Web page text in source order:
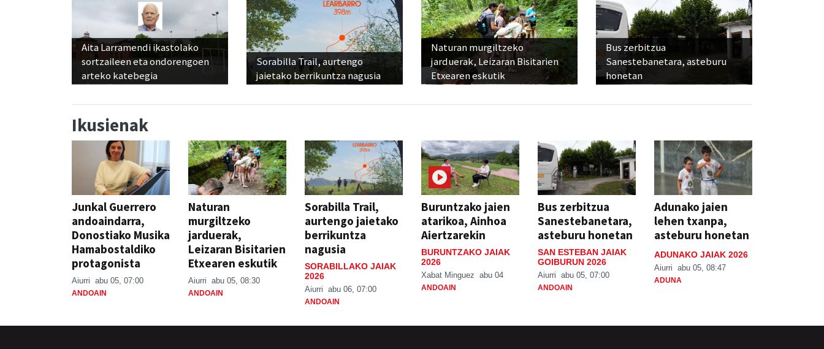
Aita Larramendi ikastolako
sortzaileen eta ondorengoen
arteko katebegia
Sorabilla Trail, aurtengo
jaietako berrikuntza nagusia
Naturan murgiltzeko
jarduerak, Leizaran Bisitarien
Etxearen eskutik
Bus zerbitzua
Sanestebanetara, asteburu
honetan
Ikusienak
Junkal Guerrero
andoaindarra,
Donostiako Musika
Hamabostaldiko
protagonista
Aiurri abu 05, 07:00
ANDOAIN
Naturan
murgiltzeko
jarduerak,
Leizaran Bisitarien
Etxearen eskutik
Aiurri abu 05, 08:30
ANDOAIN
Sorabilla Trail,
aurtengo jaietako
berrikuntza
nagusia
SORABILLAKO JAIAK
2026
Aiurri abu 06, 07:00
ANDOAIN
Buruntzako jaien
atarikoa, Ainhoa
Aiertzarekin
BURUNTZAKO JAIAK
2026
Xabat Minguez abu 04
ANDOAIN
Bus zerbitzua
Sanestebanetara,
asteburu honetan
SAN ESTEBAN JAIAK
GOIBURUN 2026
Aiurri abu 05, 07:00
ANDOAIN
Adunako jaien
lehen txanpa,
asteburu honetan
ADUNAKO JAIAK 2026
Aiurri abu 05, 08:47
ADUNA